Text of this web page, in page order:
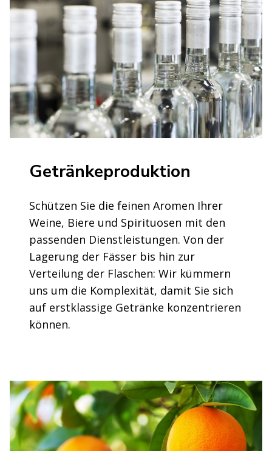
Getränkeproduktion
Schützen Sie die feinen Aromen Ihrer
Weine, Biere und Spirituosen mit den
passenden Dienstleistungen. Von der
Lagerung der Fässer bis hin zur
Verteilung der Flaschen: Wir kümmern
uns um die Komplexität, damit Sie sich
auf erstklassige Getränke konzentrieren
können.